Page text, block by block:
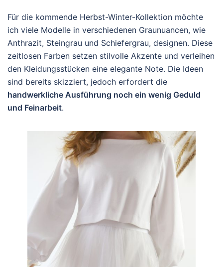
Für die kommende Herbst-Winter-Kollektion möchte
ich viele Modelle in verschiedenen Graunuancen, wie
Anthrazit, Steingrau und Schiefergrau, designen. Diese
zeitlosen Farben setzen stilvolle Akzente und verleihen
den Kleidungsstücken eine elegante Note. Die Ideen
sind bereits skizziert, jedoch erfordert die
handwerkliche Ausführung noch ein wenig Geduld
und Feinarbeit.